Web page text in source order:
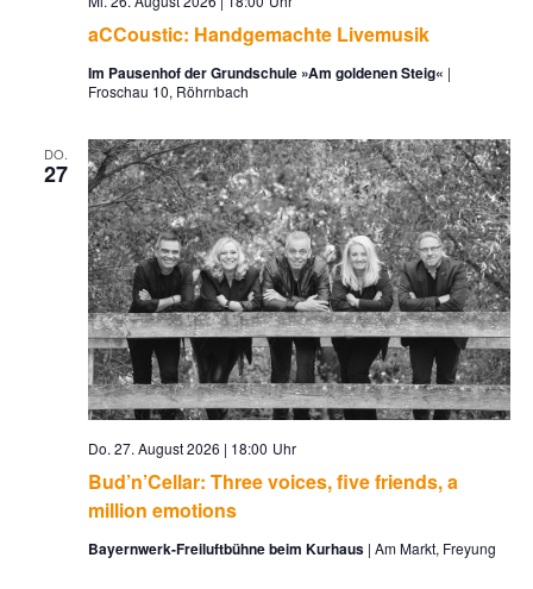
aCCoustic: Handgemachte Livemusik
Im Pausenhof der Grundschule »Am goldenen Steig«
Froschau 10, Röhrnbach
DO.
27
Bud’n’Cellar: Three voices, five friends, a
million emotions
Do. 27. August 2026 | 18:00
Bayernwerk-Freiluftbühne beim Kurhaus Am Markt, Freyung